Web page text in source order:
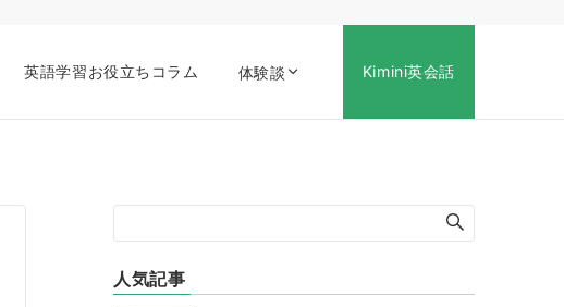
英語学習お役立ちコラム 体験談 Kimini英会話
人気記事